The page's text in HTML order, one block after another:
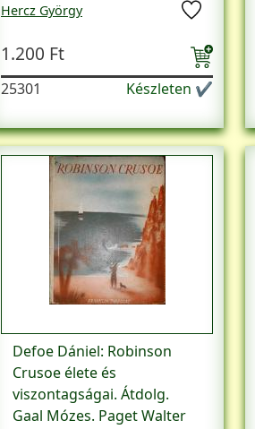
Hercz György
1.200 Ft
25301 Készleten ✔
Defoe Dániel: Robinson
Crusoe élete és
viszontagságai. Átdolg.
Gaal Mózes. Paget Walter